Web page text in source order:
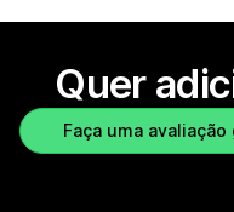
Quer
Faça uma